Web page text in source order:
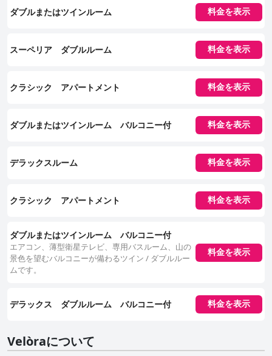
ダブルまたはツインルーム 料金を表示
スーペリア ダブルルーム 料金を表示
クラシック アパートメント 料金を表示
ダブルまたはツインルーム バルコニー付 料金を表示
デラックスルーム 料金を表示
クラシック アパートメント 料金を表示
ダブルまたはツインルーム バルコニー付
エアコン、薄型衛星テレビ、専用バスルーム、山の
景色を望むバルコニーが備わるツイン / ダブルルー
ムです。
料金を表示
デラックス ダブルルーム バルコニー付 料金を表示
Velòraについて